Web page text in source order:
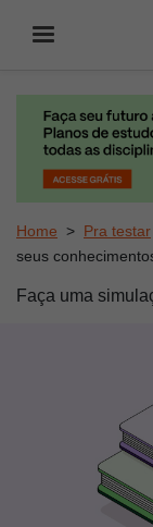
Filtre resultados por
Procurar por:
Universidades
O Pravaler
Para estudantes
Home > Pra testar
seus
Faça uma